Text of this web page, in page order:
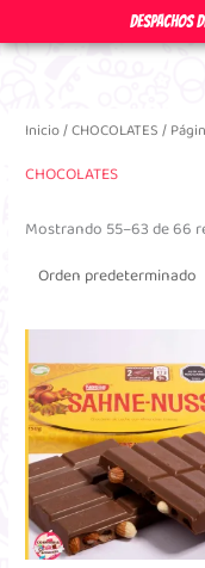
al
DESPACHOS
Inicio/CHOCOLATES/
CHOCOLATES
Mostrando 55–63 de 66